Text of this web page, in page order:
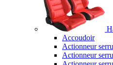
Accoudoir
Actionneur
Actionneur